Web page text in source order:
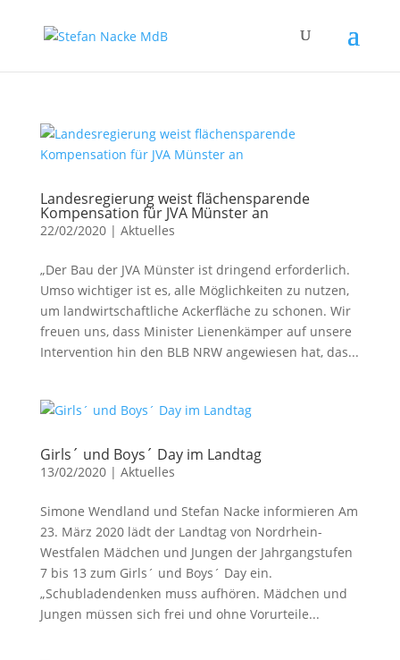
Landesregierung weist flächensparende
Kompensation für JVA Münster an
22/02/2020| Aktuelles
„Der Bau der JVA Münster ist dringend erforderlich.
Umso wichtiger ist es, alle Möglichkeiten zu nutzen,
um landwirtschaftliche Ackerfläche zu schonen. Wir
freuen uns, dass Minister Lienenkämper auf unsere
Intervention hin den BLB NRW angewiesen hat, das...
Girls´ und Boys´ Day im Landtag
13/02/2020| Aktuelles
Simone Wendland und Stefan Nacke informieren Am
23. März 2020 lädt der Landtag von Nordrhein-
Westfalen Mädchen und Jungen der Jahrgangstufen
7 bis 13 zum Girls´ und Boys´ Day ein.
„Schubladendenken muss aufhören. Mädchen und
Jungen müssen sich frei und ohne Vorurteile...